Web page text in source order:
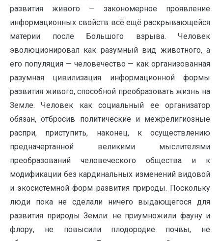
развития живого — закономерное проявление
информационных свойств всё ещё раскрывающейся
материи после Большого взрыва. Человек
эволюционировал как разумный вид животного, а
его популяция — человечество — как организованная
разумная цивилизация информационной формы
развития живого, способной преобразовать жизнь на
Земле. Человек как социальный ее организатор
обязан, отбросив политические и межрелигиозные
распри, приступить, наконец, к осуществлению
предначертанной великими мыслителями
преобразований человеческого общества и к
модификации без кардинальных изменений видовой
и экосистемной форм развития природы. Поскольку
люди пока не сделали ничего выдающегося для
развития природы Земли: не приумножили фауну и
флору, не повысили плодородие почвы, не